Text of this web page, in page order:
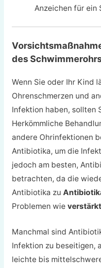
Anzeichen für ein
des
Wenn Sie oder Ihr Kind
Ohrenschmerzen und
Infektion haben, sollten
Herkömmliche
andere Ohrinfektionen
Antibiotika, um die
jedoch am besten,
betrachten, da die
Antibiotika zu
Problemen wie
Manchmal sind
Infektion zu beseitigen,
leichte bis